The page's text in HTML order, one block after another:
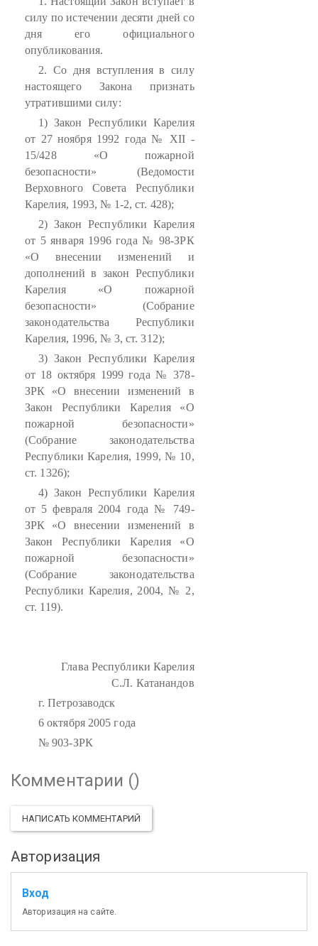
силу по истечении десяти дней со
дня его официального
опубликования.
2. Со дня вступления в силу
настоящего Закона признать
утратившими силу:
1) Закон Республики Карелия
от 27 ноября 1992 года № XII -
15/428 «О пожарной
безопасности» (Ведомости
Верховного Совета Республики
Карелия, 1993, № 1-2, ст. 428);
2) Закон Республики Карелия
от 5 января 1996 года № 98-ЗРК
«О внесении изменений и
дополнений в закон Республики
Карелия «О пожарной
безопасности» (Собрание
законодательства Республики
Карелия, 1996, № 3, ст. 312);
3) Закон Республики Карелия
от 18 октября 1999 года № 378-
ЗРК «О внесении изменений в
Закон Республики Карелия «О
пожарной безопасности»
(Собрание законодательства
Республики Карелия, 1999, № 10,
ст. 1326);
4) Закон Республики Карелия
от 5 февраля 2004 года № 749-
ЗРК «О внесении изменений в
Закон Республики Карелия «О
пожарной безопасности»
(Собрание законодательства
Республики Карелия, 2004, № 2,
ст. 119).
Глава Республики Карелия
С.Л. Катанандов
г. Петрозаводск
6 октября 2005 года
№ 903-ЗРК
Комментарии ()
НАПИСАТЬ КОММЕНТАРИЙ
Авторизация
Вход
Авторизация на сайте.